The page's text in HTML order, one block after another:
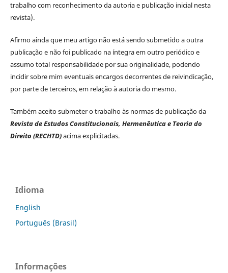
trabalho com reconhecimento da autoria e publicação inicial nesta
revista).
Afirmo ainda que meu artigo não está sendo submetido a outra
publicação e não foi publicado na íntegra em outro periódico e
assumo total responsabilidade por sua originalidade, podendo
incidir sobre mim eventuais encargos decorrentes de reivindicação,
por parte de terceiros, em relação à autoria do mesmo.
Também aceito submeter o trabalho às normas de publicação da
Revista de Estudos Constitucionais, Hermenêutica e Teoria do
Direito (RECHTD)acima explicitadas.
Idioma
English
Português (Brasil)
Informações